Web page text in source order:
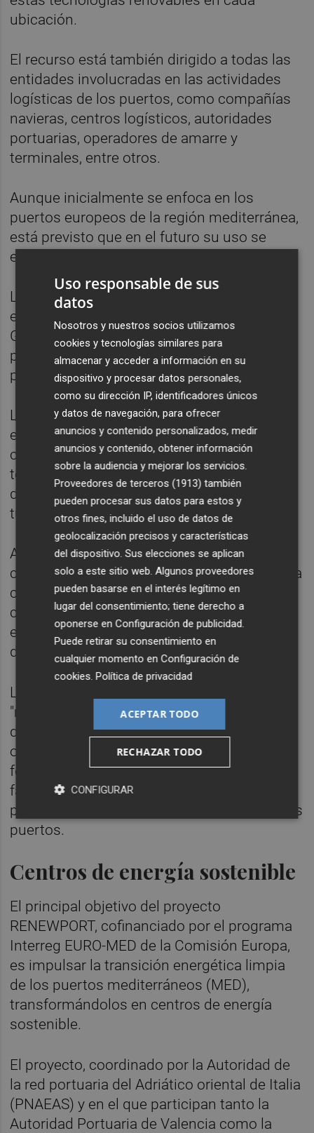
ubicación.
El recurso está también dirigido a todas las
entidades involucradas en las actividades
logísticas de los puertos, como compañías
navieras, centros logísticos, autoridades
portuarias, operadores de amarre y
terminales, entre otros.
Aunque inicialmente se enfoca en los
puertos europeos de la región mediterránea,
está previsto que en el futuro su uso se
extienda a puertos de toda Europa.
La herramienta se conecta a dos sistemas
especializados --PVGIS para energía solar y
Global Wind Atlas para energía eólica-- que
proporcionan datos confiables sobre el
potencial energético según la ubicación.
Los usuarios pueden ingresar información
específica del puerto, como sus
coordenadas geográficas, el tipo de
tecnología que desean utilizar y el área
disponible para instalar paneles solares o
turbinas eólicas.
A partir de estos datos, el sistema calcula la
capacidad máxima que se podría instalar y la
cantidad de energía que se espera producir
cada mes, tanto para energía solar como
eólica, de forma individual o combinada, ha
detallado Valenciaport.
La aplicación muestra estos resultados
"mediante gráficos claros", permite guardar
diferentes consultas para compararlas y
ofrece la opción de descargar los datos en
formatos como CSV, JSON o PDF, lo que
facilita la planificación y toma de decisiones
para implementar energías renovables en los
puertos.
Centros de energía sostenible
El principal objetivo del proyecto
RENEWPORT, cofinanciado por el programa
Interreg EURO-MED de la Comisión Europa,
es impulsar la transición energética limpia
de los puertos mediterráneos (MED),
transformándolos en centros de energía
sostenible.
El proyecto, coordinado por la Autoridad de
la red portuaria del Adriático oriental de Italia
(PNAEAS) y en el que participan tanto la
Autoridad Portuaria de Valencia como la
Uso responsable de sus
datos
Nosotros y nuestros socios utilizamos
cookies y tecnologías similares para
almacenar y acceder a información en su
dispositivo y procesar datos personales,
como su dirección IP, identificadores únicos
y datos de navegación, para ofrecer
anuncios y contenido personalizados, medir
anuncios y contenido, obtener información
sobre la audiencia y mejorar los servicios.
Proveedores de terceros (1913) también
pueden procesar sus datos para estos y
otros fines, incluido el uso de datos de
geolocalización precisos y características
del dispositivo. Sus elecciones se aplican
solo a este sitio web. Algunos proveedores
pueden basarse en el interés legítimo en
lugar del consentimiento; tiene derecho a
oponerse enConfiguración de publicidad
Puede retirar su consentimiento en
cualquier momento enConfiguración de
cookies .Política de privacidad
ACEPTAR TODO
RECHAZAR TODO
CONFIGURAR